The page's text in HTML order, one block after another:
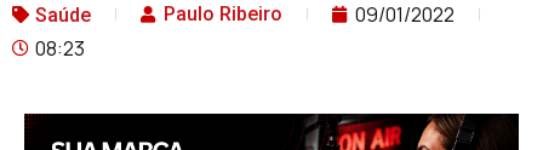
Saúde Paulo Ribeiro
09/01/2022
08:23